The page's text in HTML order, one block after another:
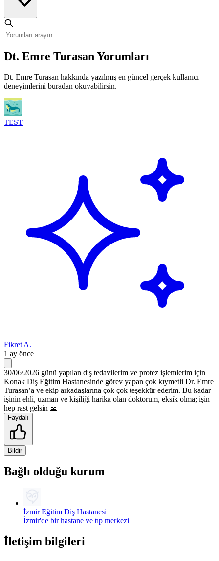
Dt. Emre Turasan Yorumları
Dt. Emre Turasan hakkında yazılmış en güncel gerçek kullanıcı
deneyimlerini buradan okuyabilirsin.
TEST
Fikret A.
1 ay önce
30/06/2026 günü yapılan diş tedavilerim ve protez işlemlerim için
Konak Diş Eğitim Hastanesinde görev yapan çok kıymetli Dr. Emre
Turasan’a ve ekip arkadaşlarına çok çok teşekkür ederim. Bu kadar
işinin ehli, uzman ve kişiliği harika olan doktorum, eksik olma; işin
hep rast gelsin 🙏
Faydalı
Bildir
Bağlı olduğu kurum
İzmir Eğitim Diş Hastanesi
İzmir'de bir hastane ve tıp merkezi
İletişim bilgileri